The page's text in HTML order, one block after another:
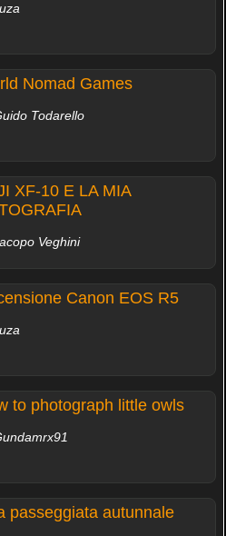
Nomad Games
Todarello
XF-10 E LA MIA
Veghini
Canon EOS R5
to photograph little owls
passeggiata autunnale